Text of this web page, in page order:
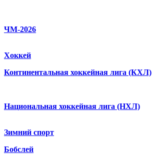
ЧМ-2026
Хоккей
Континентальная хоккейная лига (КХЛ)
Национальная хоккейная лига (НХЛ)
Зимний спорт
Бобслей